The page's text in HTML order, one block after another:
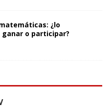
¿lo
o participar?